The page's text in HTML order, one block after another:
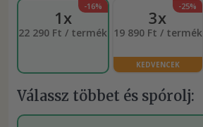
-16%
1x
22 290 Ft / termék
-25%
3x
19 890 Ft / termék
KEDVENCEK
Válassz többet és spórolj: